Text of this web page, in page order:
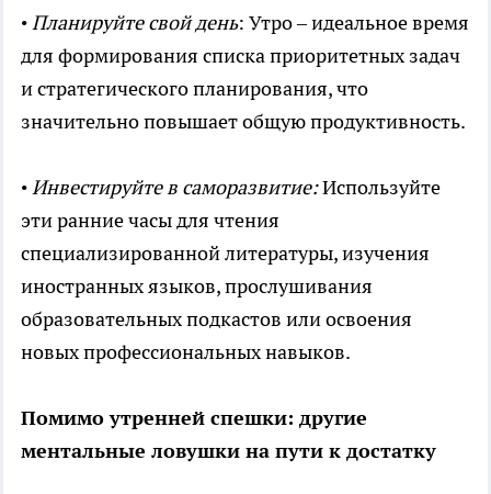
•Планируйте свой день: Утро – идеальное время
для формирования списка приоритетных задач
и стратегического планирования, что
значительно повышает общую продуктивность.
•Инвестируйте в саморазвитие:Используйте
эти ранние часы для чтения
специализированной литературы, изучения
иностранных языков, прослушивания
образовательных подкастов или освоения
новых профессиональных навыков.
Помимо утренней спешки: другие
ментальные ловушки на пути к достатку